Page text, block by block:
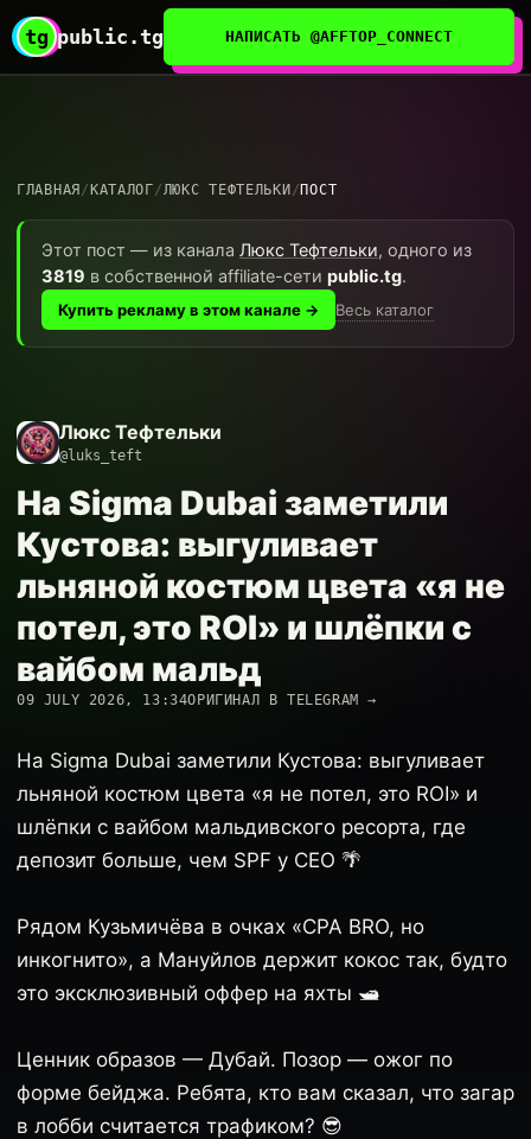
tg public.tg НАПИСАТЬ @AFFTOP_CONNECT
ГЛАВНАЯ / КАТАЛОГ/ЛЮКС ТЕФТЕЛЬКИ / ПОСТ
Этот пост — из канала Люкс Тефтельки, одного из
3819 в собственной affiliate-сети public.tg.
Купить рекламу в этом канале → Весь каталог
Люкс Тефтельки
@luks_teft
На Sigma Dubai заметили
Кустова: выгуливает
льняной костюм цвета «я не
потел, это ROI» и шлёпки с
вайбом мальд
09 JULY 2026, 13:34ОРИГИНАЛ В TELEGRAM →
На Sigma Dubai заметили Кустова: выгуливает
льняной костюм цвета «я не потел, это ROI» и
шлёпки с вайбом мальдивского ресорта, где
депозит больше, чем SPF у CEO 🌴
Рядом Кузьмичёва в очках «CPA BRO, но
инкогнито», а Мануйлов держит кокос так, будто
это эксклюзивный оффер на яхты 🛥️
Ценник образов — Дубай. Позор — ожог по
форме бейджа. Ребята, кто вам сказал, что загар
в лобби считается трафиком? 😎